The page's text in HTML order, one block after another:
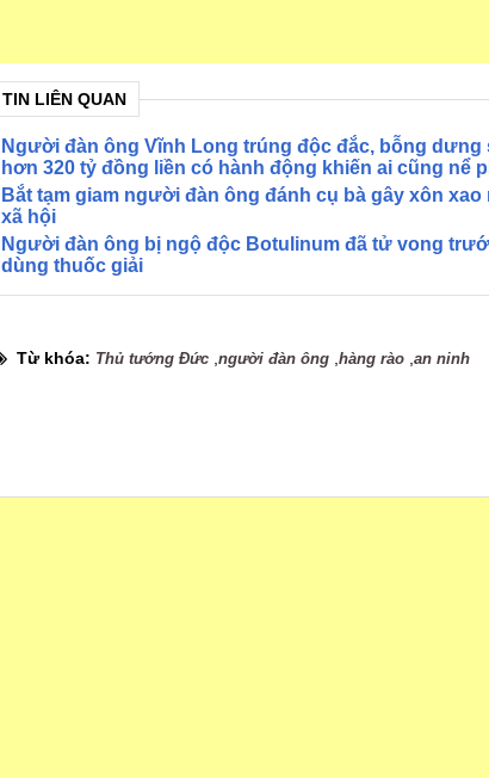
TIN LIÊN QUAN
Người đàn ông Vĩnh Long trúng độc đắc, bỗng dưng
hơn 320 tỷ đồng liền có hành động khiến ai cũng nể
Bắt tạm giam người đàn ông đánh cụ bà gây xôn xao
xã hội
Người đàn ông bị ngộ độc Botulinum đã tử vong
dùng thuốc giải
Từ khóa: Thủ tướng Đức người đàn ông hàng rào an ninh